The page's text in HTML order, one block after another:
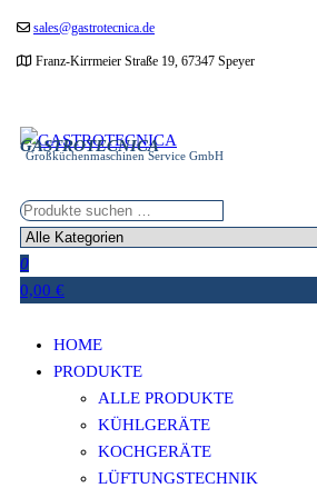
Zumsales@gastrotecnica.de
Franz-Kirrmeier Straße 19, 67347 Speyer
GASTROTECNICA
Großküchenmaschinen Service GmbH
0
0,00 €
HOME
PRODUKTE
ALLE PRODUKTE
KÜHLGERÄTE
KOCHGERÄTE
LÜFTUNGSTECHNIK